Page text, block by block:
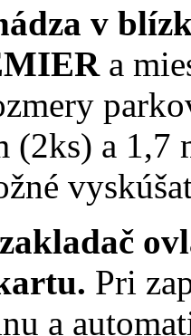
v
a
(2ks) a 1,7
Pri
a